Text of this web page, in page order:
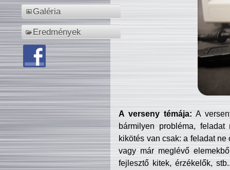
Galéria
Eredmények
A verseny témája: A
bármilyen probléma, feladat
kikötés van csak: a feladat
vagy már meglévő
fejlesztő kitek, érzékelők,